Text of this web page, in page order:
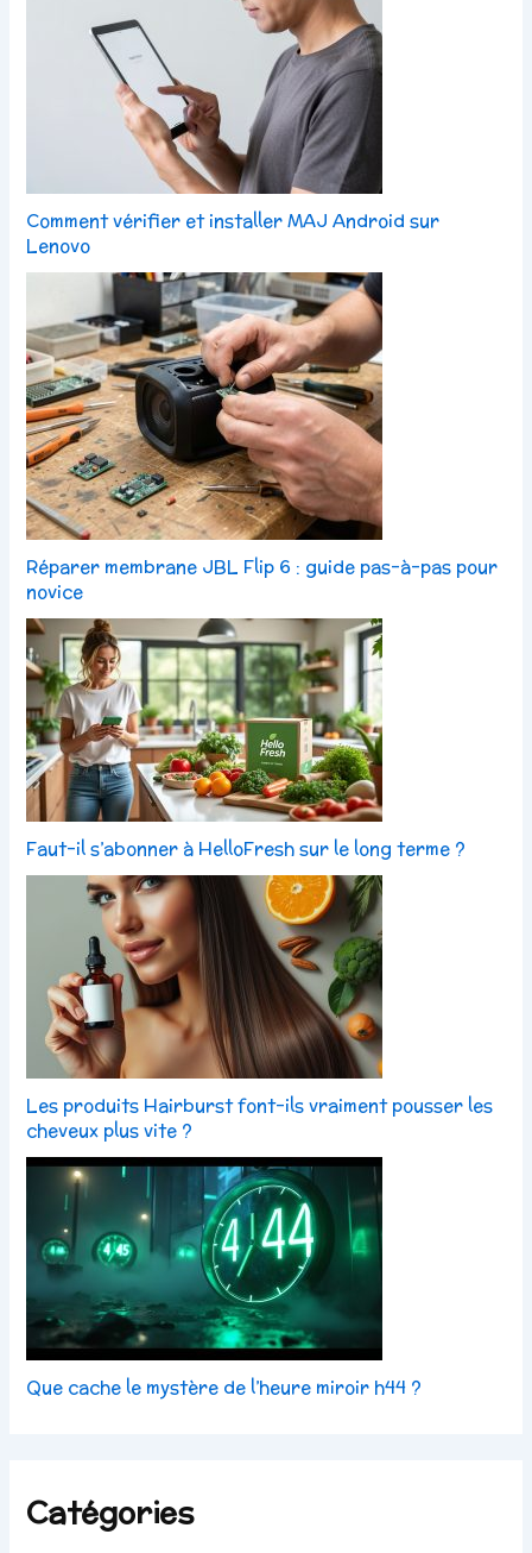
Comment vérifier et installer MAJ Android sur
Lenovo
Réparer membrane JBL Flip 6 : guide pas-à-pas pour
novice
Faut-il s’abonner à HelloFresh sur le long terme ?
Les produits Hairburst font-ils vraiment pousser les
cheveux plus vite ?
Que cache le mystère de l’heure miroir h44 ?
Catégories